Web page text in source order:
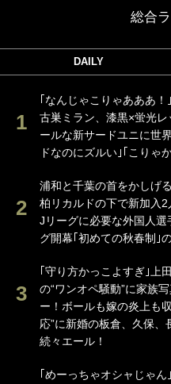
総合
DAILY
｢なんじゃこりゃあああ
古巣ミラン、漆黒×蛍光レ
ールな新サードユニに世
ドなのにズルい｣｢こりゃ
浦和と千葉の首をかしげ
柏リカルドの下で新加入2
Jリーグに必要な外国人選
グ開幕｢初めての秋春制｣
｢守り方かっこよすぎ｣上
の“ワンオペ騒動”に家族
ー！ボールも嫁の炎上も
応”に新婚の板倉、久保、
続々エール！
｢めーっちゃオシャじゃ